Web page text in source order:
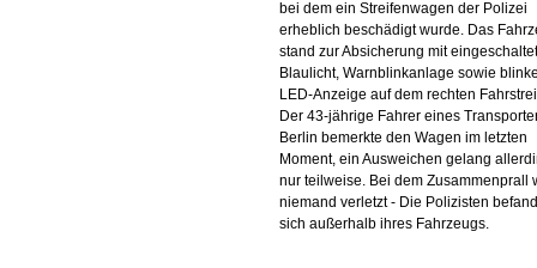
bei dem ein Streifenwagen der Polizei
erheblich beschädigt wurde. Das
stand zur Absicherung mit
Blaulicht, Warnblinkanlage sowie
LED-Anzeige auf dem rechten
Der 43-jährige Fahrer eines
Berlin bemerkte den Wagen im letzten
Moment, ein Ausweichen gelang
nur teilweise. Bei dem Zusammenprall
niemand verletzt - Die Polizisten
sich außerhalb ihres Fahrzeugs.